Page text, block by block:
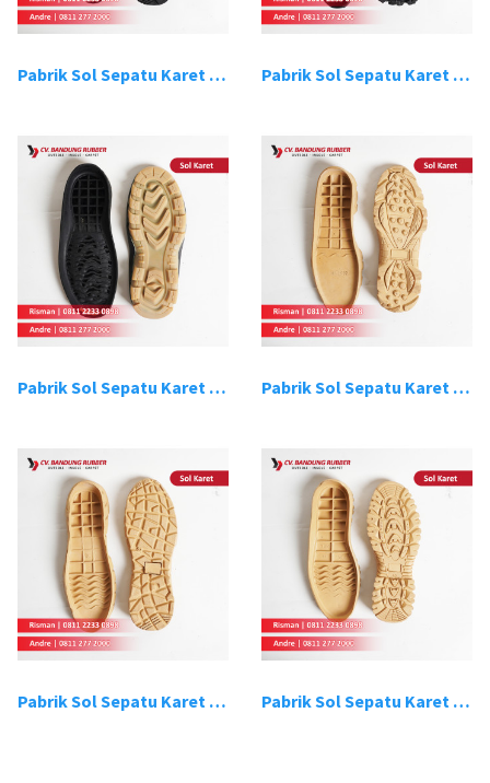
Pabrik Sol Sepatu Karet Bandung 15 Pabrik Sol Sepatu Karet Bandung 16
Pabrik Sol Sepatu Karet Bandung 17 Pabrik Sol Sepatu Karet Bandung 18
Pabrik Sol Sepatu Karet Bandung 19 Pabrik Sol Sepatu Karet Bandung 20